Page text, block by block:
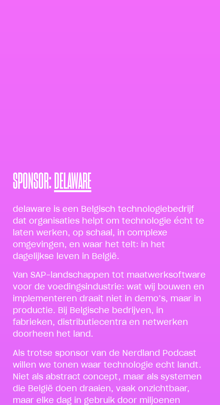
SPONSOR: DELAWARE
delaware is een Belgisch technologiebedrijf
dat organisaties helpt om technologie écht te
laten werken, op schaal, in complexe
omgevingen, en waar het telt: in het
dagelijkse leven in België.
Van SAP-landschappen tot maatwerksoftware
voor de voedingsindustrie: wat wij bouwen en
implementeren draait niet in demo’s, maar in
productie. Bij Belgische bedrijven, in
fabrieken, distributiecentra en netwerken
doorheen het land.
Als trotse sponsor van de Nerdland Podcast
willen we tonen waar technologie echt landt.
Niet als abstract concept, maar als systemen
die België doen draaien, vaak onzichtbaar,
maar elke dag in gebruik door miljoenen